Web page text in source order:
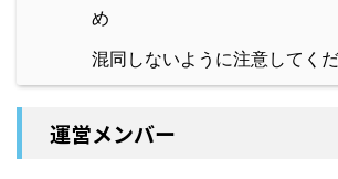
め
混同しないように注意してくだ
運営メンバー